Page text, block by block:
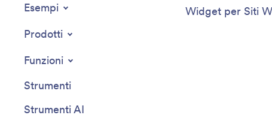
Esempi
Prodotti
Funzioni
Strumenti
Strumenti AI
Widget per Siti